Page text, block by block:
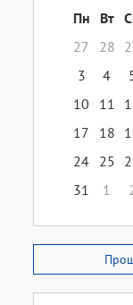
Пн
Вт
27
28
3
4
10
11
17
18
24 25
31
1